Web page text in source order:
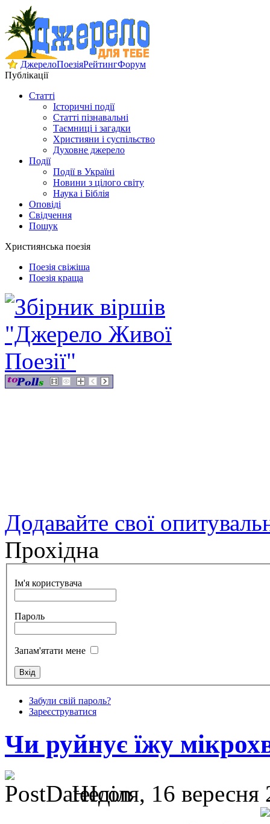
ДжерелоПоезіяРейтингФорум
Публікації
Статті
Історичні події
Статті пізнавальні
Таємниці і загадки
Християни і суспільство
Духовне джерело
Події
Події в Україні
Новини з цілого світу
Наука і Біблія
Оповіді
Свідчення
Пошук
Християнська поезія
Поезія свіжіша
Поезія краща
Додавайте свої
Прохідна
Ім'я користувача
Пароль
Запам'ятати мене
Забули свій пароль?
Зареєструватися
Чи руйнує їжу
Неділя, 16